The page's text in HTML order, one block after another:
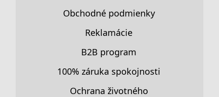
Obchodné podmienky
Reklamácie
B2B program
100% záruka spokojnosti
Ochrana životného